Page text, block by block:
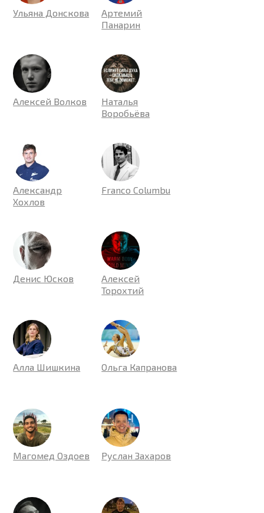
Ульяна Донскова
Артемий
Панарин
Алексей Волков
Наталья
Воробьёва
Александр
Хохлов
Franco Columbu
Денис Юсков
Алексей
Торохтий
Алла Шишкина Ольга Капранова
Магомед Оздоев Руслан Захаров